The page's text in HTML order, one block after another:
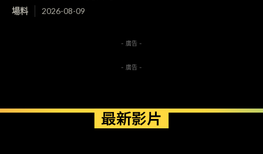
場料 2026-08-09
- 廣告 -
- 廣告 -
最新影片